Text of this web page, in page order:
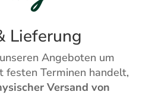
Lieferung
Angeboten um
festen Terminen handelt,
Versand von